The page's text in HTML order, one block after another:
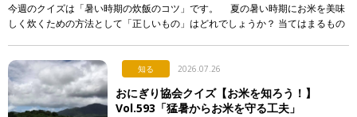
今週のクイズは「暑い時期の炊飯のコツ」です。 夏の暑い時期にお米を美味
しく炊くための方法として「正しいもの」はどれでしょうか？ 当てはまるもの
知る 2026.07.26
おにぎり協会クイズ【お米を知ろう！】
Vol.593「猛暑からお米を守る工夫」